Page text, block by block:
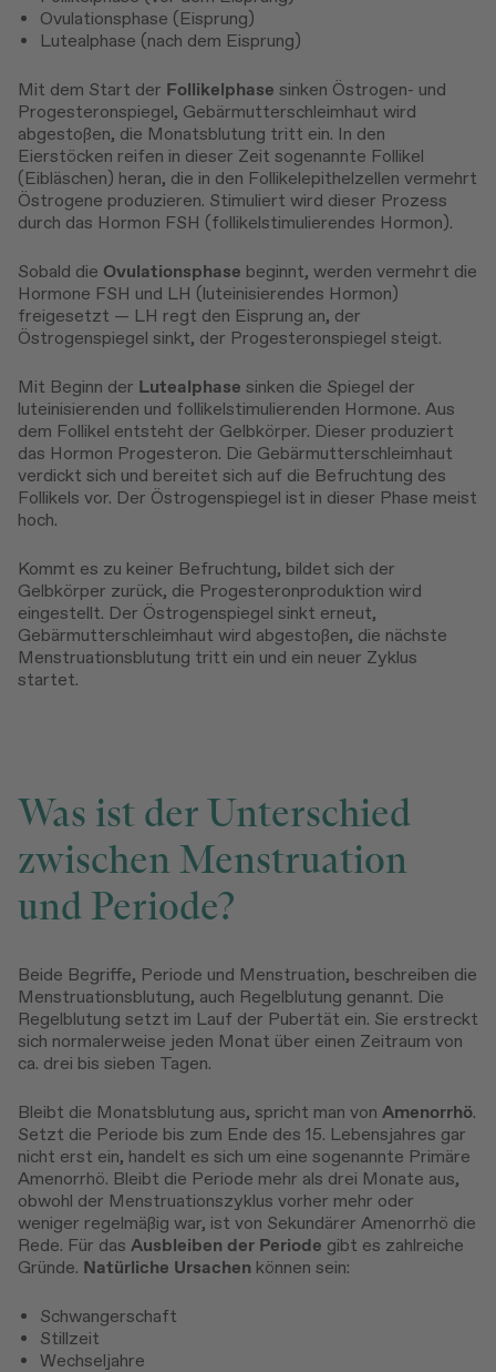
Ovulationsphase (Eisprung)
Lutealphase (nach dem Eisprung)
Mit dem Start der Follikelphase sinken Östrogen- und
Progesteronspiegel, Gebärmutterschleimhaut wird
abgestoßen, die Monatsblutung tritt ein. In den
Eierstöcken reifen in dieser Zeit sogenannte Follikel
(Eibläschen) heran, die in den Follikelepithelzellen vermehrt
Östrogene produzieren. Stimuliert wird dieser Prozess
durch das Hormon FSH (follikelstimulierendes Hormon).
Sobald die Ovulationsphase beginnt, werden vermehrt die
Hormone FSH und LH (luteinisierendes Hormon)
freigesetzt — LH regt den Eisprung an, der
Östrogenspiegel sinkt, der Progesteronspiegel steigt.
Mit Beginn der Lutealphase sinken die Spiegel der
luteinisierenden und follikelstimulierenden Hormone. Aus
dem Follikel entsteht der Gelbkörper. Dieser produziert
das Hormon Progesteron. Die Gebärmutterschleimhaut
verdickt sich und bereitet sich auf die Befruchtung des
Follikels vor. Der Östrogenspiegel ist in dieser Phase meist
hoch.
Kommt es zu keiner Befruchtung, bildet sich der
Gelbkörper zurück, die Progesteronproduktion wird
eingestellt. Der Östrogenspiegel sinkt erneut,
Gebärmutterschleimhaut wird abgestoßen, die nächste
Menstruationsblutung tritt ein und ein neuer Zyklus
startet.
Was ist der Unterschied
zwischen Menstruation
und Periode?
Beide Begriffe, Periode und Menstruation, beschreiben die
Menstruationsblutung, auch Regelblutung genannt. Die
Regelblutung setzt im Lauf der Pubertät ein. Sie erstreckt
sich normalerweise jeden Monat über einen Zeitraum von
ca. drei bis sieben Tagen.
Bleibt die Monatsblutung aus, spricht man von Amenorrhö.
Setzt die Periode bis zum Ende des 15. Lebensjahres gar
nicht erst ein, handelt es sich um eine sogenannte Primäre
Amenorrhö. Bleibt die Periode mehr als drei Monate aus,
obwohl der Menstruationszyklus vorher mehr oder
weniger regelmäßig war, ist von Sekundärer Amenorrhö die
Rede. Für das Ausbleiben der Periode gibt es zahlreiche
Gründe. Natürliche Ursachen können sein:
Schwangerschaft
Stillzeit
Wechseljahre